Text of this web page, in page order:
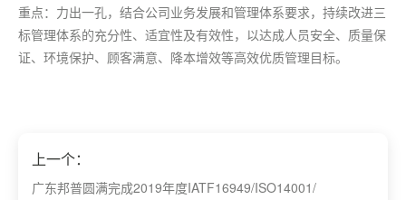
重点：力出一孔，结合公司业务发展和管理体系要求，持续改进三
标管理体系的充分性、适宜性及有效性，以达成人员安全、质量保
证、环境保护、顾客满意、降本增效等高效优质管理目标。
上一个：
广东邦普圆满完成2019年度IATF16949/ISO14001/